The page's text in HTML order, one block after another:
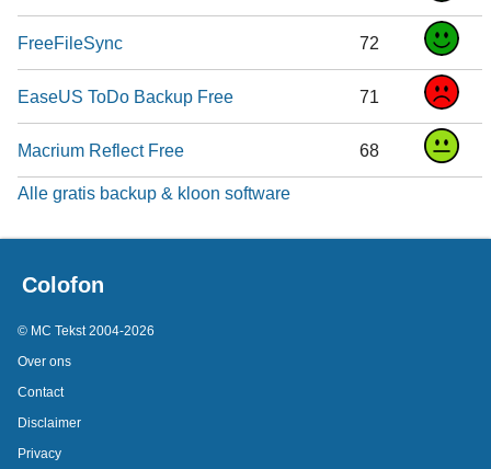
FreeFileSync 72
EaseUS ToDo Backup Free 71
Macrium Reflect Free 68
Alle gratis backup & kloon software
Colofon
© MC Tekst 2004-2026
Over ons
Contact
Disclaimer
Privacy